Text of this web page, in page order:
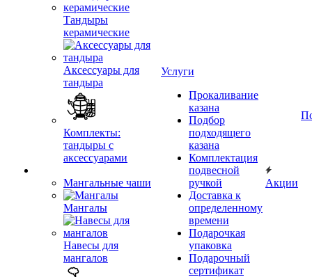
Тандыры
керамические
Аксессуары для
тандыра
Комплекты:
тандыры с
аксессуарами
Мангальные чаши
Мангалы
Навесы для
мангалов
Услуги
Прокаливание
казана
Подбор
подходящего
казана
Комплектация
подвесной
ручкой
Доставка к
определенному
времени
Подарочкая
упаковка
Подарочный
сертификат
Акции